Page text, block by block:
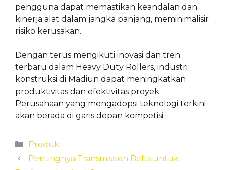
pengguna dapat memastikan keandalan dan
kinerja alat dalam jangka panjang, meminimalisir
risiko kerusakan.
Dengan terus mengikuti inovasi dan tren
terbaru dalam Heavy Duty Rollers, industri
konstruksi di Madiun dapat meningkatkan
produktivitas dan efektivitas proyek.
Perusahaan yang mengadopsi teknologi terkini
akan berada di garis depan kompetisi.
Categories
Produk
Pentingnya Transmission Belts untuk